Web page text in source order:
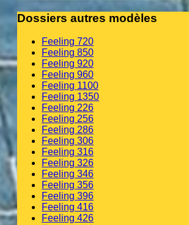
Dossiers autres modèles
Feeling 720
Feeling 850
Feeling 920
Feeling 960
Feeling 1100
Feeling 1350
Feeling 226
Feeling 256
Feeling 286
Feeling 306
Feeling 316
Feeling 326
Feeling 346
Feeling 356
Feeling 396
Feeling 416
Feeling 426